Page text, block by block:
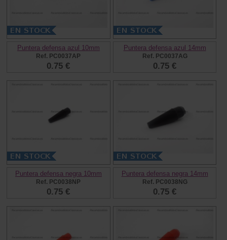
Puntera defensa azul 10mm
Ref. PC0037AP
0.75 €
Puntera defensa azul 14mm
Ref. PC0037AG
0.75 €
Puntera defensa negra 10mm
Ref. PC0038NP
0.75 €
Puntera defensa negra 14mm
Ref. PC0038NG
0.75 €